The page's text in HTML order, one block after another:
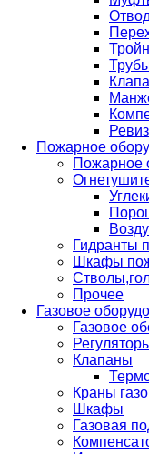
Пожарное
Пожарное
Гидранты
Шкафы
Прочее
Газовое
Газовое
Клапаны
Краны
Шкафы
Газовая